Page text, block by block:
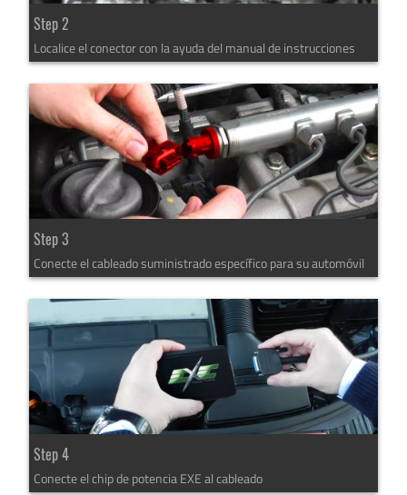
Step 2
Localice el conector con la ayuda del manual de instrucciones
Step 3
Conecte el cableado suministrado específico para su automóvil
Step 4
Conecte el chip de potencia EXE al cableado